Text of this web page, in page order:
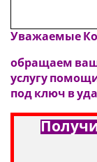
Уважаемые
обращаем
услугу
под ключ в